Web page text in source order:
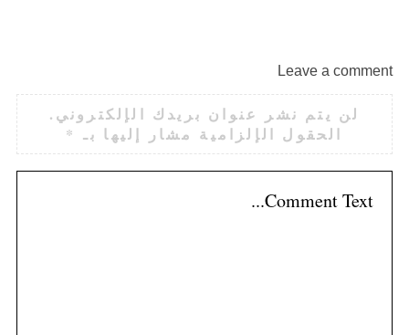
Leave a comment
لن يتم نشر عنوان بريدك الإلكتروني.
الحقول الإلزامية مشار إليها بـ *